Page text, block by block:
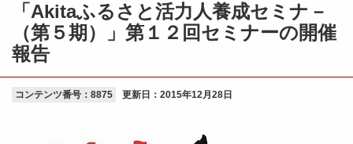
「Akitaふるさと活力人養成セミナ－
（第５期）」第１２回セミナーの開催
報告
コンテンツ番号：8875 更新日： 2015年12月28日